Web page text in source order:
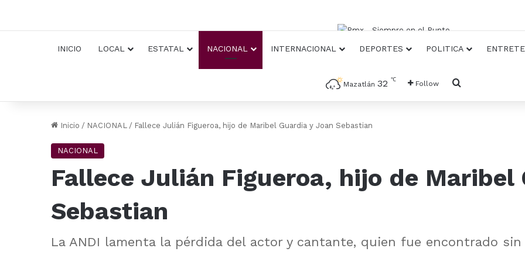
INICIO LOCAL ESTATAL NACIONAL INTERNACIONAL DEPORTES POLITICA
Mazatlán 32 ℃ Follow Busqueda
Inicio / NACIONAL / Fallece Julián Figueroa, hijo de Maribel Guardia y Joan Sebastian
NACIONAL
Fallece Julián Figueroa, hijo de Maribel
Sebastian
La ANDI lamenta la pérdida del actor y cantante, quien fue encontrado